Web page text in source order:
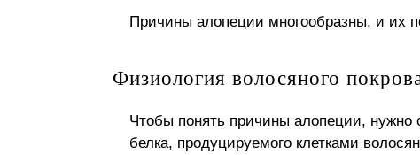
Причины алопеции многообразны, и их
Физиология волосяного
Чтобы понять причины алопеции, нужно
белка, продуцируемого клетками